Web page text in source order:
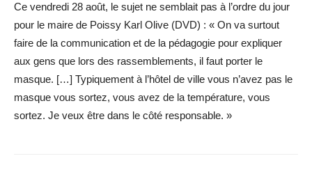
Ce vendredi 28 août, le sujet ne semblait pas à l’ordre du jour
pour le maire de Poissy Karl Olive (DVD) : « On va surtout
faire de la communication et de la pédagogie pour expliquer
aux gens que lors des rassemblements, il faut porter le
masque. […] Typiquement à l’hôtel de ville vous n’avez pas le
masque vous sortez, vous avez de la température, vous
sortez. Je veux être dans le côté responsable. »